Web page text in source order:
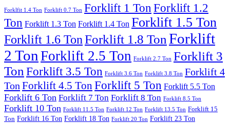
Forklfit 1.4 Ton Forklift 0.7 Ton Forklift 1 Ton Forklift 1.2
Ton Forklift 1.3 Ton Forklift 1.4 Ton Forklift 1.5 Ton
Forklift 1.6 TonForklift 1.8 Ton Forklift
2 Ton Forklift 2.5 Ton Forklift 2.7 Ton Forklift 3
Ton Forklift 3.5 Ton Forklift 3.6 Ton Forklift 3.8 Ton Forklift 4
Ton Forklift 4.5 Ton Forklift 5 Ton Forklift 5.5 Ton
Forklift 6 Ton Forklift 7 Ton Forklift 8 Ton Forklift 8.5 Ton
Forklift 10 Ton Forklift 11.5 Ton Forklift 12 Ton Forklift 13.5 Ton Forklift 15
Ton Forklift 16 Ton Forklift 18 Ton Forklift 20 Ton Forklift 23 Ton